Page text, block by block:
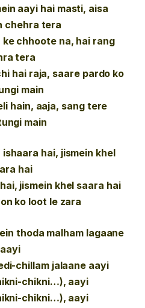
aayi hai masti, aisa
chehra tera
chhoote na, hai rang
tera
hai raja, saare pardo ko
main
hain, aaja, sang tere
main
hai, jismein khel
hai
jismein khel saara hai
ko loot le zara
thoda malham lagaane
aayi
chillam jalaane aayi
chikni…), aayi
chikni…), aayi